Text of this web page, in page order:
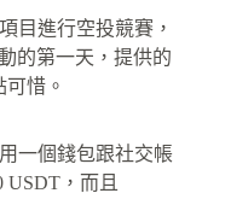
目進行空投競賽，
的第一天，提供的
惜。
一個錢包跟社交帳
，而且